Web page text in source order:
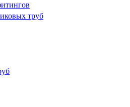
труб